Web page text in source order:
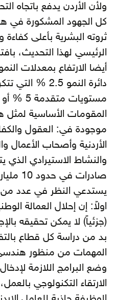
ولأن الأردن يدفع باتجاه
كل الجهود المشكورة في
ثروته البشرية بأعلى
الرئيسي لهذا التحديث،
أيضا الارتفاع بمعدلات
دائرة النمو 2.5
المقومات الأساسية لمثل
موجودة في: العقول
الأردنية وأصحاب الأعمال
صادرات
يستدعي النظر في عدد من
اولاً: إن إحلال العمالة
(جزئياً) لا يمكن تحقيقه
بد من دراسة كل قطاع
المهمات من منظور هندسي
وضع البرامج اللازمة
الارتقاء التكنولوجي